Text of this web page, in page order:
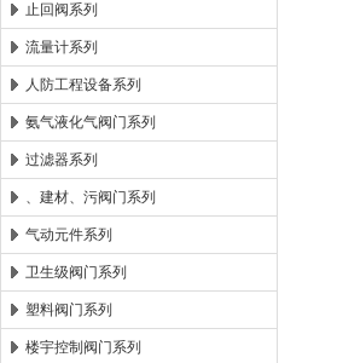
止回阀系列
流量计系列
人防工程设备系列
氨气液化气阀门系列
过滤器系列
、建材、污阀门系列
气动元件系列
卫生级阀门系列
塑料阀门系列
楼宇控制阀门系列